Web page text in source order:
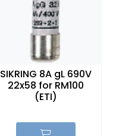
SIKRING 8A gL 690V
22x58 for RM100
(ETI)